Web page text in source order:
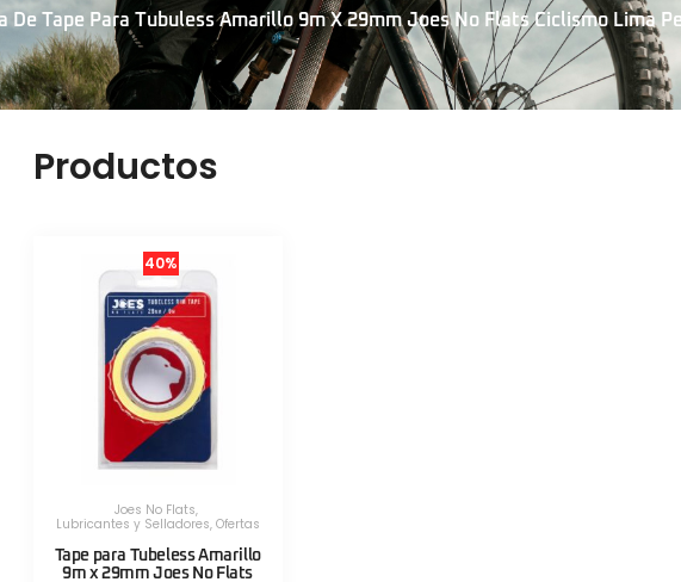
De Tape Para Tubuless Amarillo 9m X 29mm Joes No Flats Ciclismo Lima
Productos
40%
Joes No Flats,
Lubricantes y Selladores, Ofertas
Tape para Tubeless Amarillo
9m x 29mm Joes No Flats